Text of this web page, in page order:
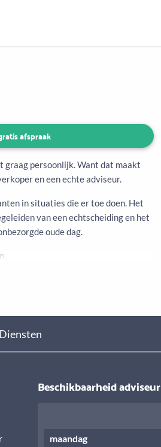
afspraak
graag persoonlijk. Want dat maakt
en een echte adviseur.
in situaties die er toe doen. Het
van een echtscheiding en het
oude dag.
Diensten
Beschikbaarheid adviseur
maandag